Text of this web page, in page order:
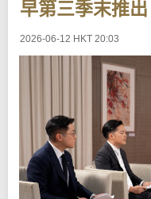
早第三季末推出
2026-06-12 HKT 20:03